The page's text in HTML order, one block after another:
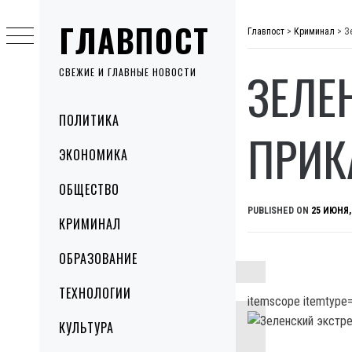
ГЛАВПОСТ
СВЕЖИЕ И ГЛАВНЫЕ НОВОСТИ
MenuПОЛИТИКА
ЭКОНОМИКА
ОБЩЕСТВО
КРИМИНАЛ
ОБРАЗОВАНИЕ
ТЕХНОЛОГИИ
КУЛЬТУРА
to
content
Главпост > Криминал >
PUBLISHED ON 25 ИЮНЯ,
itemscope